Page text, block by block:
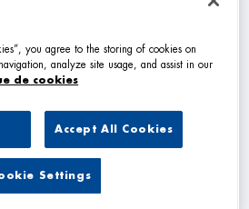
VIGNES
actuellement
you agree to the storing of cookies on
analyze site usage, and assist in our
de cookies
Accept All Cookies
Settings